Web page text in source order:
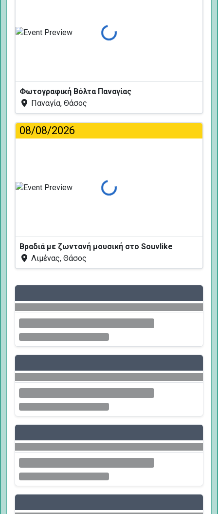
Φόρτωση...
Φωτογραφική Βόλτα Παναγίας
Παναγία, Θάσος
08/08/2026
Φόρτωση...
Βραδιά με ζωντανή μουσική στο Souvlike
Λιμένας, Θάσος